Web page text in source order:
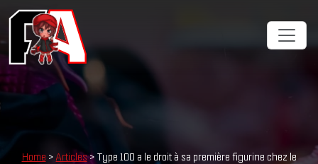
Home > Articles> Type 100 a le droit à sa première figurine chez le